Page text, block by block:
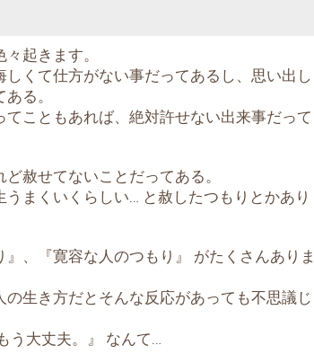
起きます。
しくて仕方がない事だってあるし、思い出し
る。
てこともあれば、絶対許せない出来事だって
赦せてないことだってある。
うまくいくらしい… と赦したつもりとかあり
、『寛容な人のつもり』 がたくさんありま
の生き方だとそんな反応があっても不思議じ
う大丈夫。』 なんて…